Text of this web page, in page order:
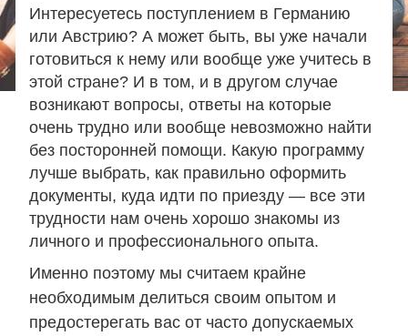
Интересуетесь поступлением в Германию
или Австрию? А может быть, вы уже начали
готовиться к нему или вообще уже учитесь в
этой стране? И в том, и в другом случае
возникают вопросы, ответы на которые
очень трудно или вообще невозможно найти
без посторонней помощи. Какую программу
лучше выбрать, как правильно оформить
документы, куда идти по приезду — все эти
трудности нам очень хорошо знакомы из
личного и профессионального опыта.
Именно поэтому мы считаем крайне
необходимым делиться своим опытом и
предостерегать вас от часто допускаемых